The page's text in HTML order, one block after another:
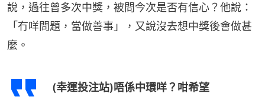
說，過往曾多次中獎，被問今次是否有信心？他說：
「冇咩問題，當做善事」，又說沒去想中獎後會做甚
麼。
(幸運投注站)唔係中環咩？咁希望